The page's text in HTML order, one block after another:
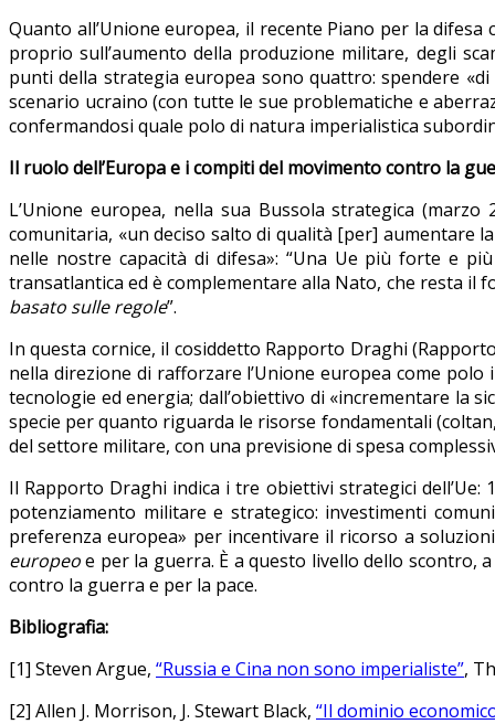
Quanto all’Unione europea, il recente Piano per la
proprio sull’aumento della produzione militare, degli
punti della strategia europea sono quattro: spendere «di
scenario ucraino (con tutte le sue problematiche e
confermandosi quale polo di natura imperialistica
Il ruolo dell’Europa e i compiti del movimento contro la
L’Unione europea, nella sua Bussola strategica
comunitaria, «un deciso salto di qualità [per] aumentare
nelle nostre capacità di difesa»: “Una Ue più forte e
transatlantica ed è complementare alla Nato, che resta il
basato sulle regole”.
In questa cornice, il cosiddetto Rapporto Draghi
nella direzione di rafforzare l’Unione europea come
tecnologie ed energia; dall’obiettivo di «incrementare la
specie per quanto riguarda le risorse fondamentali
del settore militare, con una previsione di spesa
Il Rapporto Draghi indica i tre obiettivi strategici
potenziamento militare e strategico: investimenti
preferenza europea» per incentivare il ricorso a
europeoe per la guerra. È a questo livello dello scontro,
contro la guerra e per la pace.
Bibliografia:
[1] Steven Argue, “Russia e Cina non sono imperialiste”,
[2] Allen J. Morrison, J. Stewart Black, “Il dominio